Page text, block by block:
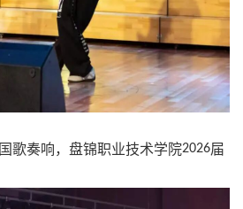
歌奏响，盘锦职业技术学院2026届